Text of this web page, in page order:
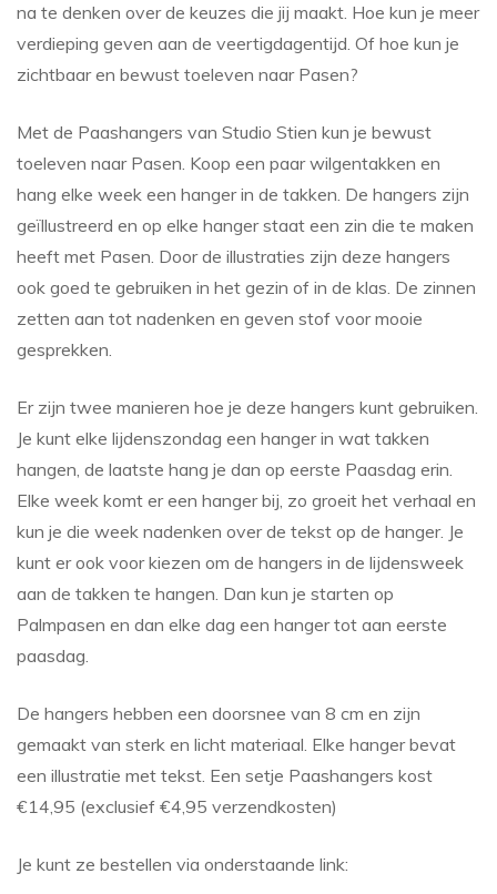
na te denken over de keuzes die jij maakt. Hoe kun je meer
verdieping geven aan de veertigdagentijd. Of hoe kun je
zichtbaar en bewust toeleven naar Pasen?
Met de Paashangers van Studio Stien kun je bewust
toeleven naar Pasen. Koop een paar wilgentakken en
hang elke week een hanger in de takken. De hangers zijn
geïllustreerd en op elke hanger staat een zin die te maken
heeft met Pasen. Door de illustraties zijn deze hangers
ook goed te gebruiken in het gezin of in de klas. De zinnen
zetten aan tot nadenken en geven stof voor mooie
gesprekken.
Er zijn twee manieren hoe je deze hangers kunt gebruiken.
Je kunt elke lijdenszondag een hanger in wat takken
hangen, de laatste hang je dan op eerste Paasdag erin.
Elke week komt er een hanger bij, zo groeit het verhaal en
kun je die week nadenken over de tekst op de hanger. Je
kunt er ook voor kiezen om de hangers in de lijdensweek
aan de takken te hangen. Dan kun je starten op
Palmpasen en dan elke dag een hanger tot aan eerste
paasdag.
De hangers hebben een doorsnee van 8 cm en zijn
gemaakt van sterk en licht materiaal. Elke hanger bevat
een illustratie met tekst. Een setje Paashangers kost
€14,95 (exclusief €4,95 verzendkosten)
Je kunt ze bestellen via onderstaande link: